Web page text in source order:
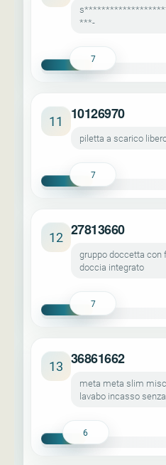
***-
7
11 10126970
piletta a scarico
7
12 27813660
gruppo doccetta con
doccia integrato
7
13 36861662
meta meta slim
lavabo incasso
6